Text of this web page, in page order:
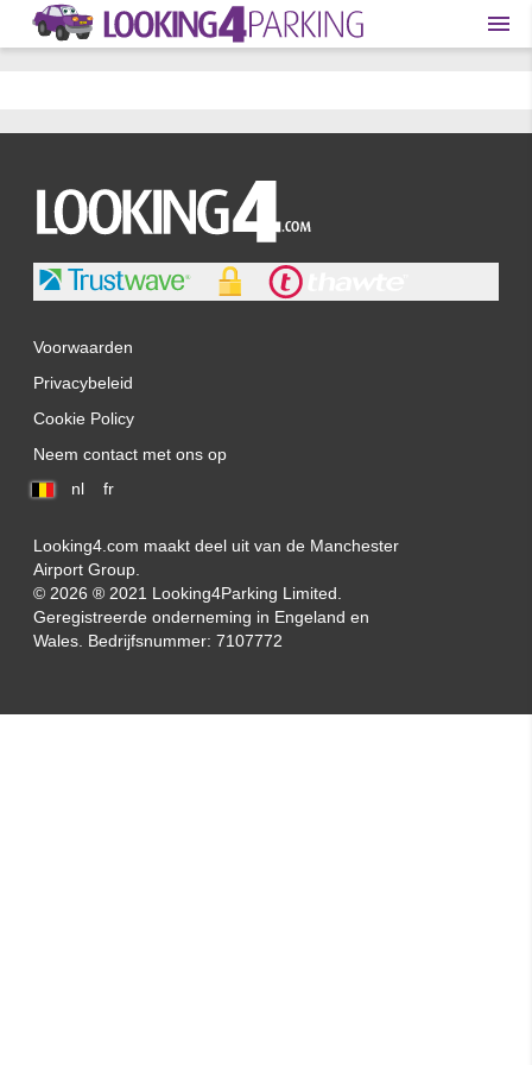
Voorwaarden
Privacybeleid
Cookie Policy
Neem contact met ons op
nl
fr
Looking4.com maakt deel uit van de Manchester
Airport Group.
© 2026 ® 2021 Looking4Parking Limited.
Geregistreerde onderneming in Engeland en
Wales. Bedrijfsnummer: 7107772